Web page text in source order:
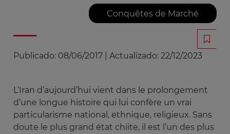
Conquêtes de Marché
Publicado: 08/06/2017 Actualizado: 22/12/2023
L’Iran d’aujourd’hui vient dans le prolongement
d’une longue histoire qui lui confère un vrai
particularisme national, ethnique, religieux. Sans
doute le plus grand état chiite, il est l’un des plus